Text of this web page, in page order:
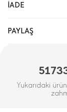
İADE
PAYLAŞ
Yukarıdaki